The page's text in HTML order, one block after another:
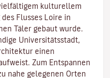
kulturellem
des Flusses Loire in
Täler gebaut wurde.
Universitätsstadt,
einen
Zum Entspannen
nahe gelegenen Orten